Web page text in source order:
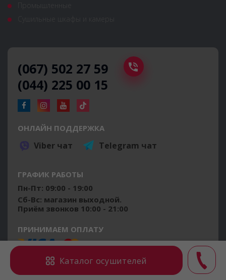
(067) 502 27 59
(044) 225 00 15
ОНЛАЙН ПОДДЕРЖКА
Viber чат Telegram чат
ГРАФИК РАБОТЫ
Пн-Пт: 09:00 - 19:00
Сб-Вс: магазин выходной.
Приём звонков 10:00 - 21:00
ПРИНИМАЕМ ОПЛАТУ
ОТЗЫВЫ О НАС
Каталог осушителей